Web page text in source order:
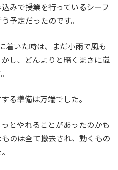
みで授業を行っているシーフ
予定だったのです。
着いた時は、まだ小雨で風も
し、どんよりと暗くまさに嵐
る準備は万端でした。
とやれることがあったのかも
のは全て撤去され、動くもの